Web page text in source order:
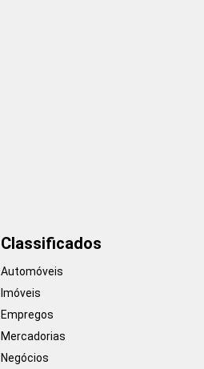
Classificados
Automóveis
Imóveis
Empregos
Mercadorias
Negócios